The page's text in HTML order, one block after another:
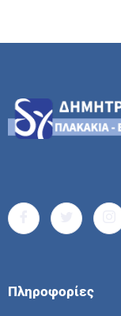
Πληροφορίες